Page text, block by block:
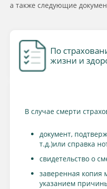
а также следующие
По
жизни и
В случае смерти
документ,
т.д.)или справка
свидетельство о
заверенная копия
указанием